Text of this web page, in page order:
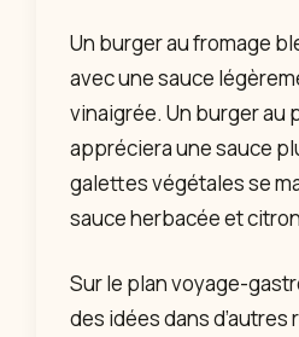
Un burger au fromage
avec une sauce
vinaigrée. Un burger au
appréciera une sauce
galettes végétales se
sauce herbacée et
Sur le plan voyage-
des idées dans